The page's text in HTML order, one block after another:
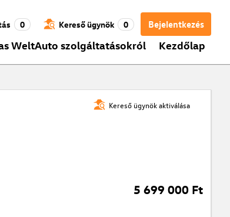
Bejelentkezés
0 Kereső ügynök 0
WeltAuto szolgáltatásokról Kezdőlap
Kereső ügynök aktiválása
5 699 000 Ft